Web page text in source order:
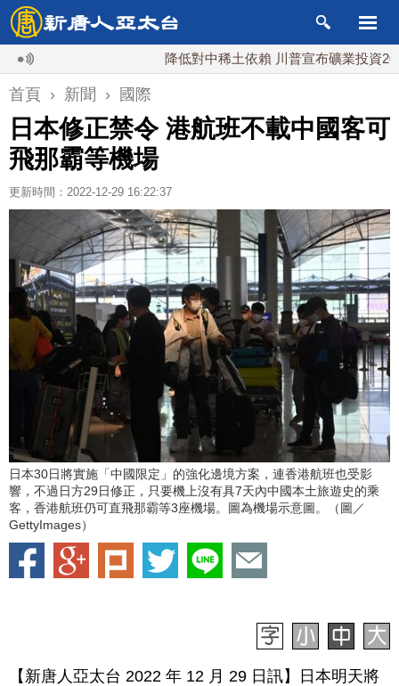
降低對中稀土依賴 川普宣布礦業投資20億美元
首頁 › 新聞 › 國際
日本修正禁令 港航班不載中國客可
飛那霸等機場
更新時間：2022-12-29 16:22:37
日本30日將實施「中國限定」的強化邊境方案，連香港航班也受影
響，不過日方29日修正，只要機上沒有具7天內中國本土旅遊史的乘
客，香港航班仍可直飛那霸等3座機場。圖為機場示意圖。（圖／
GettyImages）
【新唐人亞太台 2022 年 12 月 29 日訊】日本明天將